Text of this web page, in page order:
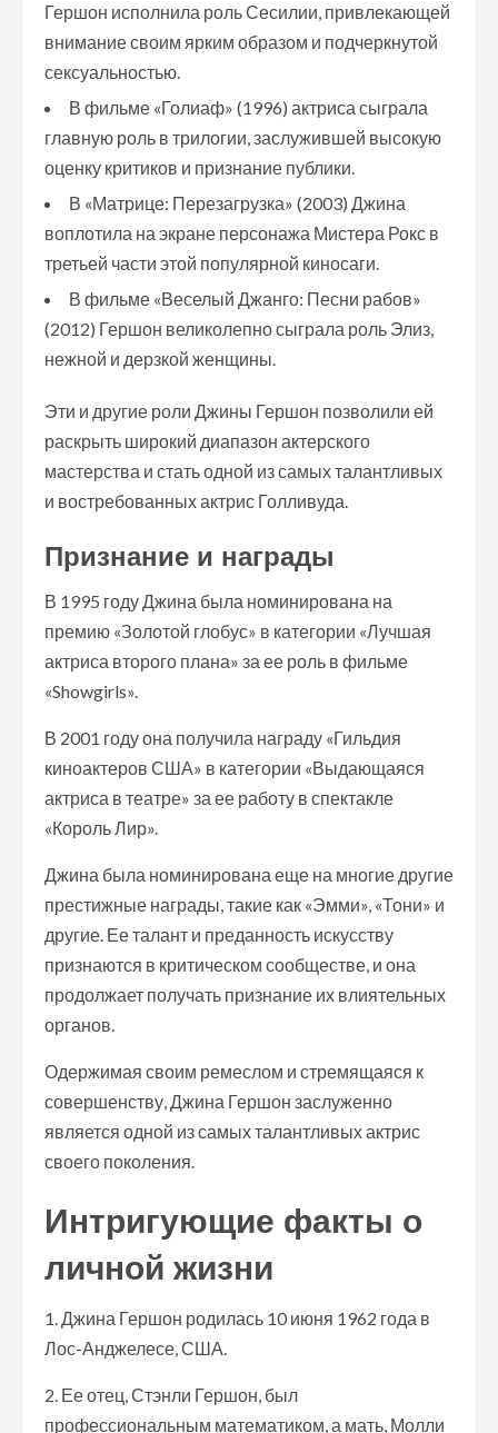
Гершон исполнила роль Сесилии, привлекающей
внимание своим ярким образом и подчеркнутой
сексуальностью.
В фильме «Голиаф» (1996) актриса сыграла
главную роль в трилогии, заслужившей высокую
оценку критиков и признание публики.
В «Матрице: Перезагрузка» (2003) Джина
воплотила на экране персонажа Мистера Рокс в
третьей части этой популярной киносаги.
В фильме «Веселый Джанго: Песни рабов»
(2012) Гершон великолепно сыграла роль Элиз,
нежной и дерзкой женщины.
Эти и другие роли Джины Гершон позволили ей
раскрыть широкий диапазон актерского
мастерства и стать одной из самых талантливых
и востребованных актрис Голливуда.
Признание и награды
В 1995 году Джина была номинирована на
премию «Золотой глобус» в категории «Лучшая
актриса второго плана» за ее роль в фильме
«Showgirls».
В 2001 году она получила награду «Гильдия
киноактеров США» в категории «Выдающаяся
актриса в театре» за ее работу в спектакле
«Король Лир».
Джина была номинирована еще на многие другие
престижные награды, такие как «Эмми», «Тони» и
другие. Ее талант и преданность искусству
признаются в критическом сообществе, и она
продолжает получать признание их влиятельных
органов.
Одержимая своим ремеслом и стремящаяся к
совершенству, Джина Гершон заслуженно
является одной из самых талантливых актрис
своего поколения.
Интригующие факты о
личной жизни
1. Джина Гершон родилась 10 июня 1962 года в
Лос-Анджелесе, США.
2. Ее отец, Стэнли Гершон, был
профессиональным математиком, а мать, Молли